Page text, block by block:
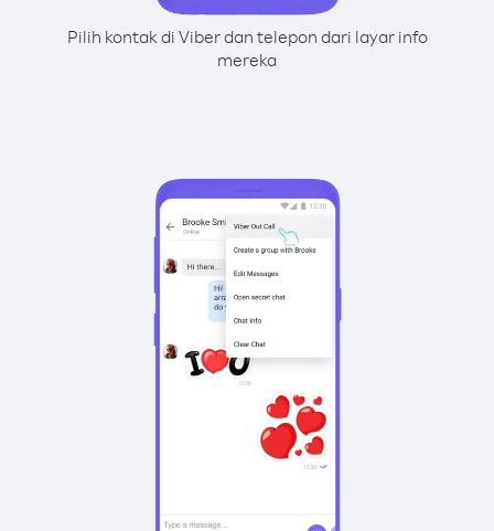
Pilih kontak di Viber dan telepon dari layar info
mereka